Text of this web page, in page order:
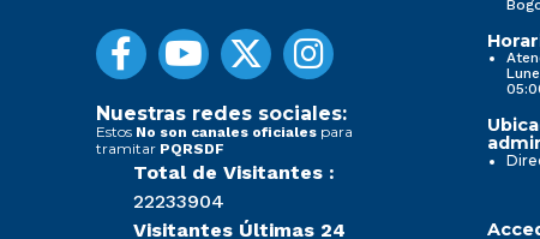
Nuestras redes sociales:
Estos No son canales oficiales para
tramitar PQRSDF
Total de Visitantes :
22233904
Visitantes Últimas 24